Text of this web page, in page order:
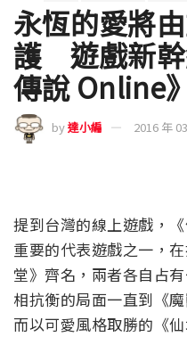
永恆的愛將
護 遊戲新幹
傳說 Online
by達小編 2016 年
提到台灣的線上遊戲，
重要的代表遊戲之一，
堂》齊名，兩者各自占
相抗衡的局面一直到《
而以可愛風格取勝的《